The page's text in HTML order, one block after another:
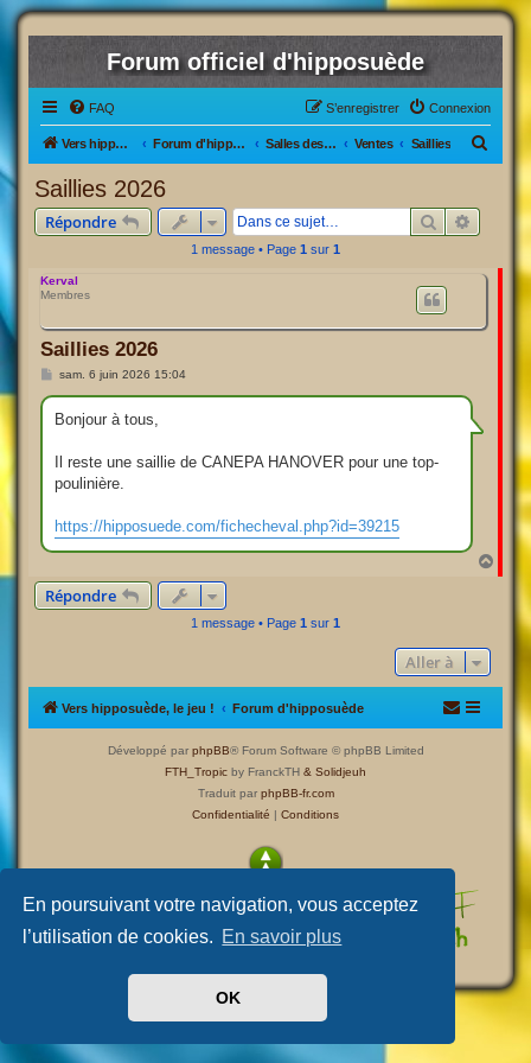
En poursuivant votre navigation, vous acceptez
l’utilisation de cookies. En savoir plus
OK
Forum officiel d'hipposuède
FAQ Connexion
S’enregistrer
Vers hipposuède, le jeu ! Forum d'hipposuède Salles des Ventes Ventes Saillies
Saillies 2026
Répondre Rechercher
1 message • Page 1 sur 1
Kerval
Membres
Saillies 2026
M
s
s
e
sam. 6 juin 2026 15:04
Bonjour à tous,
Il reste une saillie de CANEPA HANOVER pour une top-
poulinière.
https://hipposuede.com/fichecheval.php?id=39215
a
Répondre
1 message • Page 1 sur 1
Aller à
Vers hipposuède, le jeu ! Forum d'hipposuède
Développé par phpBB® Forum Software © phpBB Limited
FTH_Tropic by FranckTH & Solidjeuh
Traduit par phpBB-fr.com
Confidentialité | Conditions